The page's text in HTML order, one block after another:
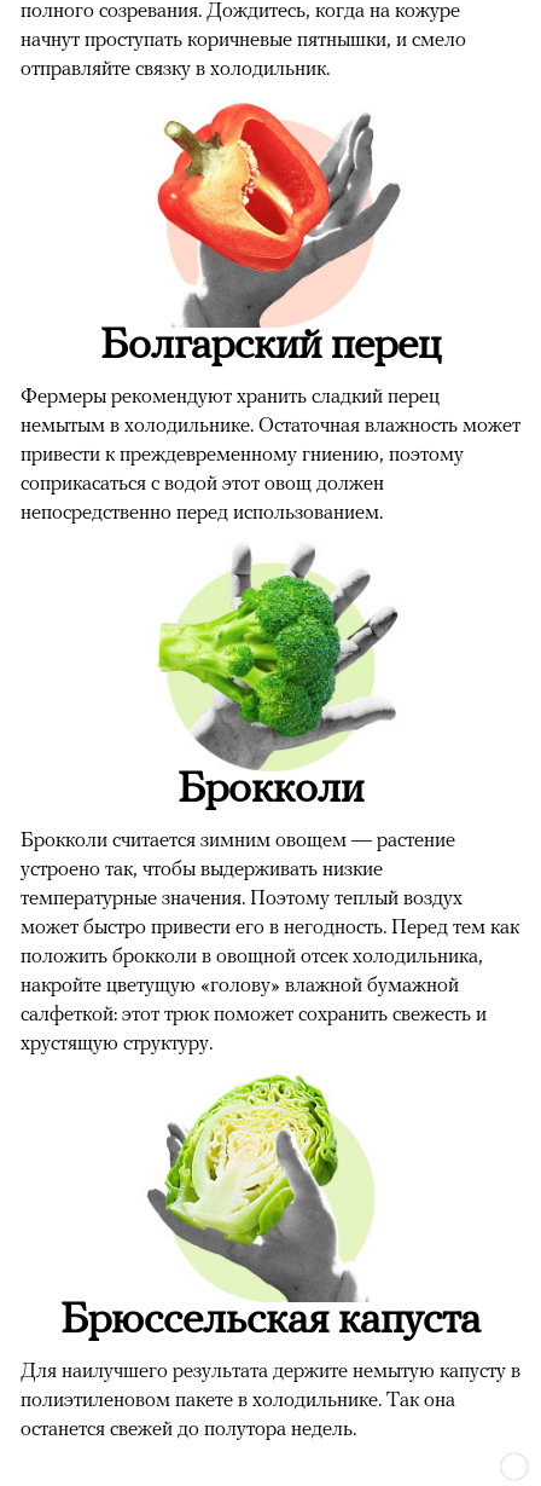
полного созревания. Дождитесь, когда на кожуре
начнут проступать коричневые пятнышки, и смело
отправляйте связку в холодильник.
Болгарский перец
Фермеры рекомендуют хранить сладкий перец
немытым в холодильнике. Остаточная влажность может
привести к преждевременному гниению, поэтому
соприкасаться с водой этот овощ должен
непосредственно перед использованием.
Брокколи
Брокколи считается зимним овощем — растение
устроено так, чтобы выдерживать низкие
температурные значения. Поэтому теплый воздух
может быстро привести его в негодность. Перед тем как
положить брокколи в овощной отсек холодильника,
накройте цветущую «голову» влажной бумажной
салфеткой: этот трюк поможет сохранить свежесть и
хрустящую структуру.
Брюссельская капуста
Для наилучшего результата держите немытую капусту в
полиэтиленовом пакете в холодильнике. Так она
останется свежей до полутора недель.